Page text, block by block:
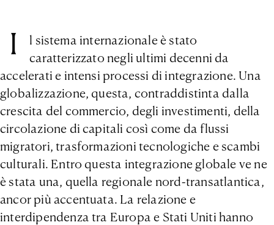
I
l sistema internazionale è stato
caratterizzato negli ultimi decenni da
accelerati e intensi processi di integrazione. Una
globalizzazione, questa, contraddistinta dalla
crescita del commercio, degli investimenti, della
circolazione di capitali così come da flussi
migratori, trasformazioni tecnologiche e scambi
culturali. Entro questa integrazione globale ve ne
è stata una, quella regionale nord-transatlantica,
ancor più accentuata. La relazione e
interdipendenza tra Europa e Stati Uniti hanno